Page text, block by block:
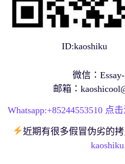
ID:kaoshiku
微信：
邮箱：
Whatsapp:+85244553510 点
近期有很多假冒伪劣的